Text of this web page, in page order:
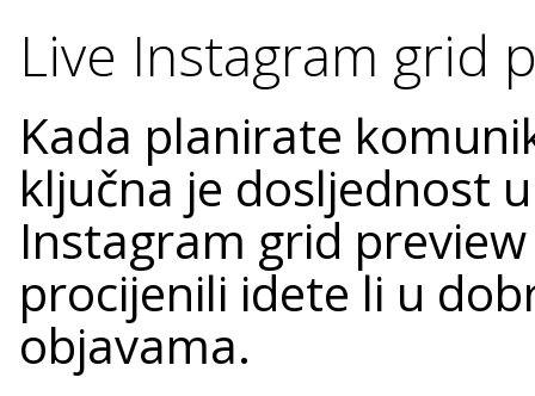
Live Instagram grid
Kada planirate
ključna je dosljednost
Instagram grid
procijenili idete li u
objavama.